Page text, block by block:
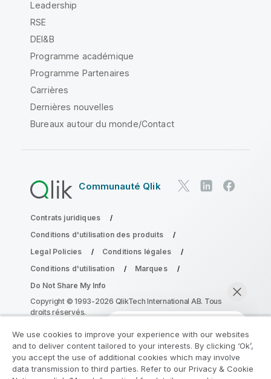
Leadership
RSE
DEI&B
Programme académique
Programme Partenaires
Carrières
Dernières nouvelles
Bureaux autour du monde/Contact
Communauté Qlik
Contrats juridiques
Conditions d'utilisation des produits
Legal Policies
Conditions légales
Conditions d'utilisation
Marques
Do Not Share My Info
Copyright © 1993-2026 QlikTech International AB. Tous
droits réservés.
Rejoignez le Programme de
modernisation analytique
We use cookies to improve your experience with our websites
and to deliver content tailored to your interests. By clicking ‘Ok’,
you accept the use of additional cookies which may involve
data transmission to third parties. Refer to our Privacy & Cookie